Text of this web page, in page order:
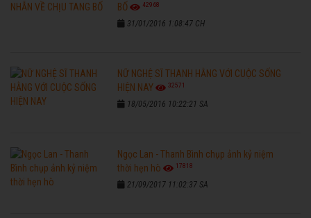
BỐ
42968
31/01/2016 1:08:47 CH
NỮ NGHỆ SĨ THANH HẰNG VỚI CUỘC SỐNG
HIỆN NAY
32571
18/05/2016 10:22:21 SA
Ngọc Lan - Thanh Bình chụp ảnh kỷ niệm
thời hẹn hò
17818
21/09/2017 11:02:37 SA